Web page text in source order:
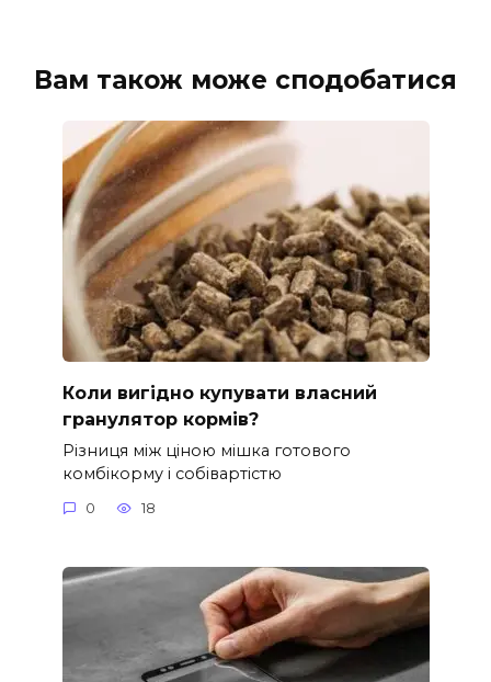
Вам також може сподобатися
Коли вигідно купувати власний
гранулятор кормів?
Різниця між ціною мішка готового
комбікорму і собівартістю
0 18